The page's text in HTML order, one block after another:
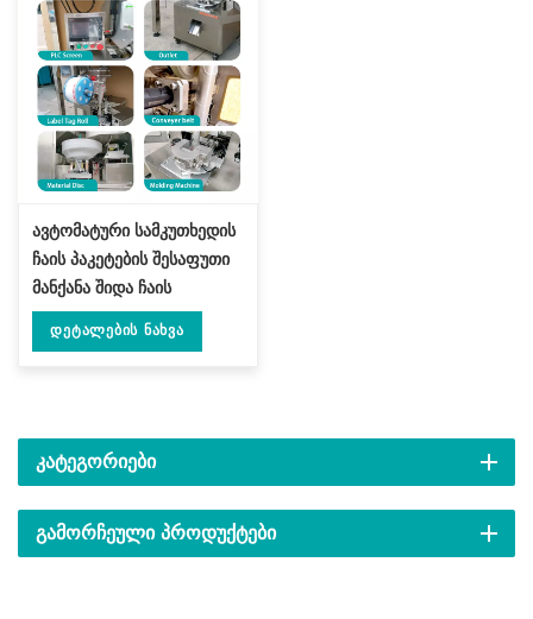
ავტომატური სამკუთხედის
ჩაის პაკეტების შესაფუთი
მანქანა შიდა ჩაის
პაკეტისთვის DL-SJB-4C
Დეტალების Ნახვა
ᲙᲐᲢᲔᲒᲝᲠᲘᲔᲑᲘ
ᲒᲐᲛᲝᲠᲩᲔᲣᲚᲘ ᲞᲠᲝᲓᲣᲥᲢᲔᲑᲘ